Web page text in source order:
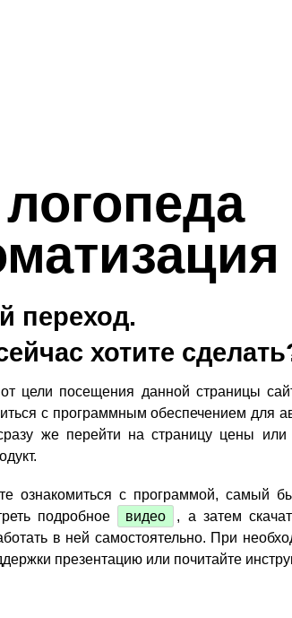
переход.
хотите
цели посещения данной страницы
с программным обеспечением для
же перейти на страницу цены или
ознакомиться с программой, самый
подробное
видео , а затем
в ней самостоятельно. При
презентацию или почитайте